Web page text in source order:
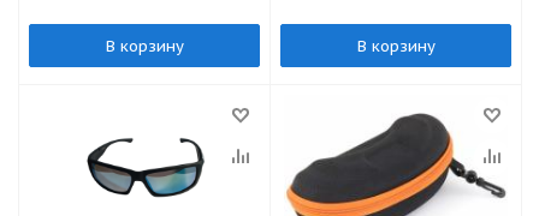
В корзину В корзину